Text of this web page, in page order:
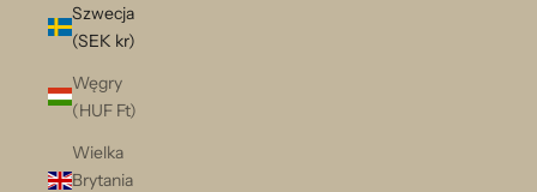
Szwecja
(SEK kr)
Węgry
(HUF Ft)
Wielka
Brytania